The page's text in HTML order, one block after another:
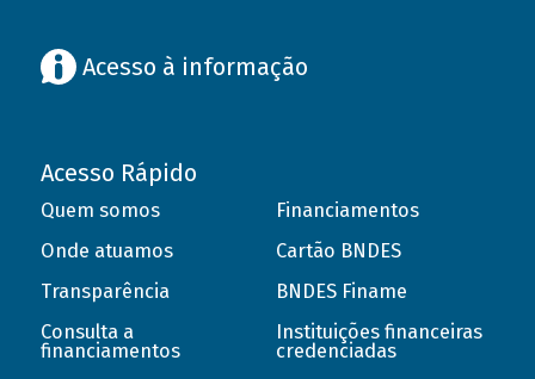
Acesso à informação
Acesso Rápido
Quem somos
Onde atuamos
Transparência
Consulta a
financiamentos
Financiamentos
Cartão BNDES
BNDES Finame
Instituições financeiras
credenciadas